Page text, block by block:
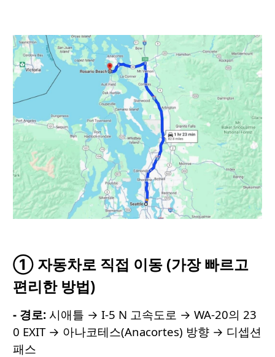
① 자동차로 직접 이동 (가장 빠르고
편리한 방법)
- 경로: 시애틀 → I-5 N 고속도로 → WA-20의 23
0 EXIT → 아나코테스(Anacortes) 방향 → 디셉션
패스